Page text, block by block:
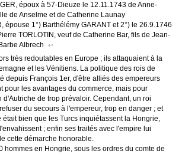
époux à 57-Dieuze le 12.11.1743 de Anne-
de Anselme et de Catherine Launay
épouse 1°) Barthélémy GARANT et 2°) le 26.9.1746
TORLOTIN, veuf de Catherine Bar, fils de Jean-
Albrech
↩
très redoutables en Europe ; ils attaquaient à la
et les Vénitiens. La politique des rois de
depuis François 1er, d'être alliés des empereurs
pour les avantages du commerce, mais pour
d'Autriche de trop prévaloir. Cependant, un roi
du secours à l'empereur, trop en danger ; et
était bien que les Turcs inquiétassent la Hongrie,
; enfin ses traités avec l'empire lui
cette démarche honorable.
hommes en Hongrie, sous les ordres du comte de